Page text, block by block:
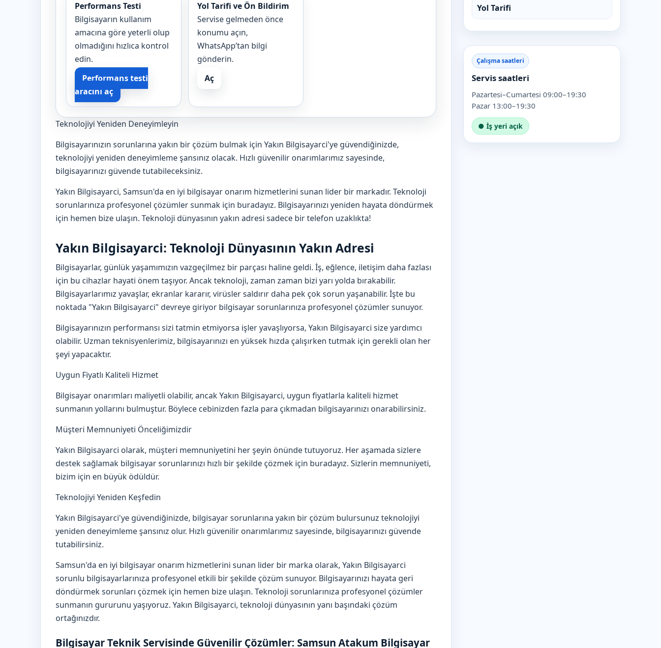
Performans Testi
Bilgisayarın kullanım
amacına göre yeterli olup
olmadığını hızlıca kontrol
edin.
Performans testi
aracını aç
Yol Tarifi ve Ön Bildirim
Servise gelmeden önce
konumu açın,
WhatsApp’tan bilgi
gönderin.
Aç
Teknolojiyi Yeniden Deneyimleyin
Bilgisayarınızın sorunlarına yakın bir çözüm bulmak için Yakın Bilgisayarci'ye güvendiğinizde,
teknolojiyi yeniden deneyimleme şansınız olacak. Hızlı güvenilir onarımlarımız sayesinde,
bilgisayarınızı güvende tutabileceksiniz.
Yakın Bilgisayarci, Samsun'da en iyi bilgisayar onarım hizmetlerini sunan lider bir markadır. Teknoloji
sorunlarınıza profesyonel çözümler sunmak için buradayız. Bilgisayarınızı yeniden hayata döndürmek
için hemen bize ulaşın. Teknoloji dünyasının yakın adresi sadece bir telefon uzaklıkta!
Yakın Bilgisayarci: Teknoloji Dünyasının Yakın Adresi
Bilgisayarlar, günlük yaşamımızın vazgeçilmez bir parçası haline geldi. İş, eğlence, iletişim daha fazlası
için bu cihazlar hayati önem taşıyor. Ancak teknoloji, zaman zaman bizi yarı yolda bırakabilir.
Bilgisayarlarımız yavaşlar, ekranlar kararır, virüsler saldırır daha pek çok sorun yaşanabilir. İşte bu
noktada "Yakın Bilgisayarci" devreye giriyor bilgisayar sorunlarınıza profesyonel çözümler sunuyor.
Bilgisayarınızın performansı sizi tatmin etmiyorsa işler yavaşlıyorsa, Yakın Bilgisayarci size yardımcı
olabilir. Uzman teknisyenlerimiz, bilgisayarınızı en yüksek hızda çalışırken tutmak için gerekli olan her
şeyi yapacaktır.
Uygun Fiyatlı Kaliteli Hizmet
Bilgisayar onarımları maliyetli olabilir, ancak Yakın Bilgisayarci, uygun fiyatlarla kaliteli hizmet
sunmanın yollarını bulmuştur. Böylece cebinizden fazla para çıkmadan bilgisayarınızı onarabilirsiniz.
Müşteri Memnuniyeti Önceliğimizdir
Yakın Bilgisayarci olarak, müşteri memnuniyetini her şeyin önünde tutuyoruz. Her aşamada sizlere
destek sağlamak bilgisayar sorunlarınızı hızlı bir şekilde çözmek için buradayız. Sizlerin memnuniyeti,
bizim için en büyük ödüldür.
Teknolojiyi Yeniden Keşfedin
Yakın Bilgisayarci'ye güvendiğinizde, bilgisayar sorunlarına yakın bir çözüm bulursunuz teknolojiyi
yeniden deneyimleme şansınız olur. Hızlı güvenilir onarımlarımız sayesinde, bilgisayarınızı güvende
tutabilirsiniz.
Samsun'da en iyi bilgisayar onarım hizmetlerini sunan lider bir marka olarak, Yakın Bilgisayarci
sorunlu bilgisayarlarınıza profesyonel etkili bir şekilde çözüm sunuyor. Bilgisayarınızı hayata geri
döndürmek sorunları çözmek için hemen bize ulaşın. Teknoloji sorunlarınıza profesyonel çözümler
sunmanın gururunu yaşıyoruz. Yakın Bilgisayarci, teknoloji dünyasının yanı başındaki çözüm
ortağınızdır.
Bilgisayar Teknik Servisinde Güvenilir Çözümler: Samsun Atakum Bilgisayar
Yol Tarifi
Çalışma saatleri
Servis saatleri
Pazartesi–Cumartesi 09:00–19:30
Pazar 13:00–19:30
● İş yeri açık